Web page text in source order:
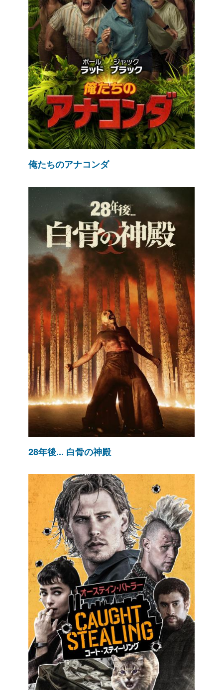
俺たちのアナコンダ
28年後... 白骨の神殿